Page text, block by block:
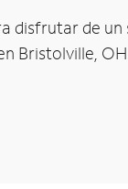
disfrutar de
Bristolville,